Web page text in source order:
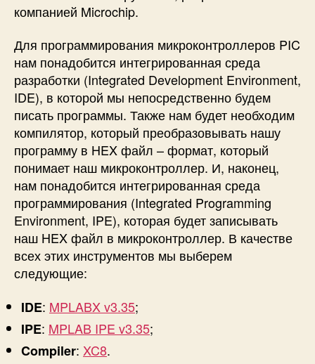
компанией Microchip.
Для программирования микроконтроллеров PIC
нам понадобится интегрированная среда
разработки (Integrated Development Environment,
IDE), в которой мы непосредственно будем
писать программы. Также нам будет необходим
компилятор, который преобразовывать нашу
программу в HEX файл – формат, который
понимает наш микроконтроллер. И, наконец,
нам понадобится интегрированная среда
программирования (Integrated Programming
Environment, IPE), которая будет записывать
наш HEX файл в микроконтроллер. В качестве
всех этих инструментов мы выберем
следующие:
IDE: MPLABX v3.35;
IPE: MPLAB IPE v3.35;
Compiler: XC8.